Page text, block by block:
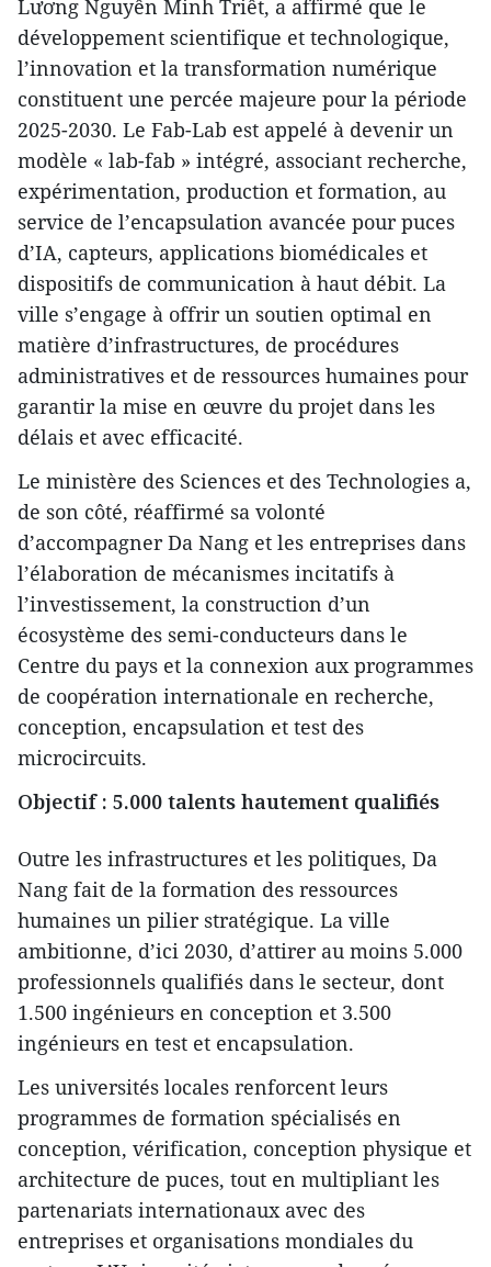
Lương Nguyên Minh Triêt, a affirmé que le
développement scientifique et technologique,
l’innovation et la transformation numérique
constituent une percée majeure pour la période
2025-2030. Le Fab-Lab est appelé à devenir un
modèle « lab-fab » intégré, associant recherche,
expérimentation, production et formation, au
service de l’encapsulation avancée pour puces
d’IA, capteurs, applications biomédicales et
dispositifs de communication à haut débit. La
ville s’engage à offrir un soutien optimal en
matière d’infrastructures, de procédures
administratives et de ressources humaines pour
garantir la mise en œuvre du projet dans les
délais et avec efficacité.
Le ministère des Sciences et des Technologies a,
de son côté, réaffirmé sa volonté
d’accompagner Da Nang et les entreprises dans
l’élaboration de mécanismes incitatifs à
l’investissement, la construction d’un
écosystème des semi-conducteurs dans le
Centre du pays et la connexion aux programmes
de coopération internationale en recherche,
conception, encapsulation et test des
microcircuits.
Objectif : 5.000 talents hautement qualifiés
Outre les infrastructures et les politiques, Da
Nang fait de la formation des ressources
humaines un pilier stratégique. La ville
ambitionne, d’ici 2030, d’attirer au moins 5.000
professionnels qualifiés dans le secteur, dont
1.500 ingénieurs en conception et 3.500
ingénieurs en test et encapsulation.
Les universités locales renforcent leurs
programmes de formation spécialisés en
conception, vérification, conception physique et
architecture de puces, tout en multipliant les
partenariats internationaux avec des
entreprises et organisations mondiales du